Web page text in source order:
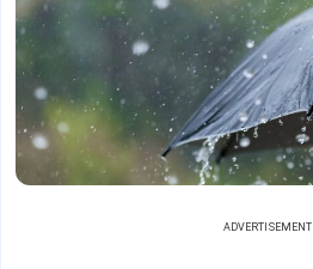
ADVERTISEMENT